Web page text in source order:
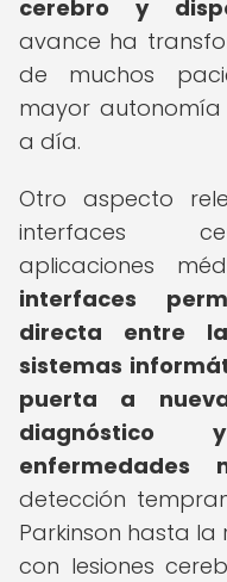
cerebro y
avance ha
de muchos
mayor
a día.
Otro aspecto
interfaces
aplicaciones
interfaces
directa entre
sistemas
puerta a
enfermedades
detección
Parkinson hasta
con lesiones